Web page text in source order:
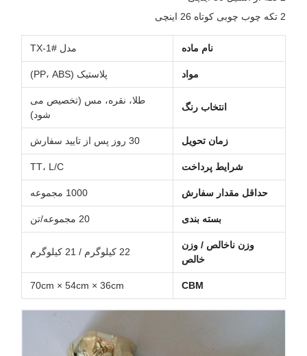
2 تکه چوب چوبی کوتاه 26 اینچی
نام ماده مدل TX-1#
مواد پلاستیک (PP، ABS)
انتخاب رنگ
طلا، نقره، مس (تخصیص می
شود)
زمان تحویل 30 روز پس از تایید سفارش
شرایط پرداخت TT، L/C
حداقل مقدار سفارش 1000 مجموعه
بسته بندی 20 مجموعه/تن
وزن ناخالص / وزن
خالص
22 کیلوگرم / 21 کیلوگرم
CBM
70cm × 54cm × 36cm